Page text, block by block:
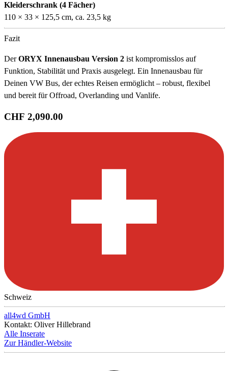
Kleiderschrank (4 Fächer)
110 × 33 × 125,5 cm, ca. 23,5 kg
Fazit
DerORYX Innenausbau Version 2 ist kompromisslos auf
Funktion, Stabilität und Praxis ausgelegt. Ein Innenausbau für
Deinen VW Bus, der echtes Reisen ermöglicht – robust, flexibel
und bereit für Offroad, Overlanding und Vanlife.
CHF 2,090.00
Schweiz
all4wd GmbH
Kontakt: Oliver Hillebrand
Alle Inserate
Zur Händler-Website